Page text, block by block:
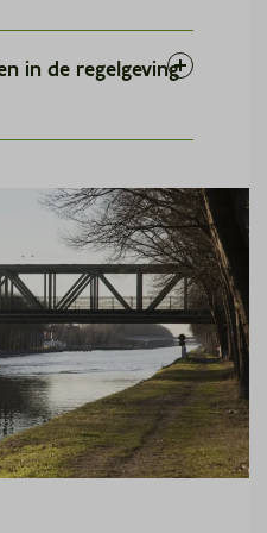
van
sector mogelijk te
de
of leveranciers van
van verladers,
kunnen werken
te vergroenen
in de regelgeving